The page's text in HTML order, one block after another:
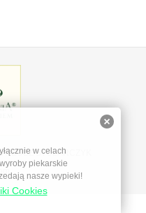
STOLARCZYK
w celach
piekarskie
nasze wypieki!
Cookies